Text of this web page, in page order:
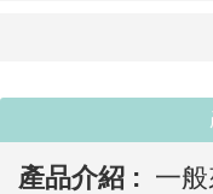
產品介紹 : 一